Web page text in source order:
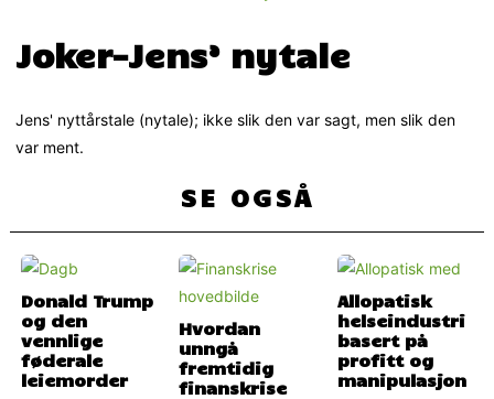
Joker-Jens’ nytale
Jens' nyttårstale (nytale); ikke slik den var sagt, men slik den
var ment.
SE OGSÅ
Donald Trump
og den
vennlige
føderale
leiemorder
Hvordan
unngå
fremtidig
finanskrise
Allopatisk
helseindustri
basert på
profitt og
manipulasjon